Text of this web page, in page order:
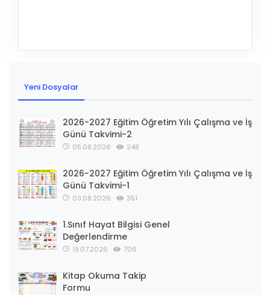
Yeni Dosyalar
2026-2027 Eğitim Öğretim Yılı Çalışma ve İş
Günü Takvimi-2
05.08.2026 248
2026-2027 Eğitim Öğretim Yılı Çalışma ve İş
Günü Takvimi-1
03.08.2026 351
1.Sınıf Hayat Bilgisi Genel
Değerlendirme
19.07.2026 706
Kitap Okuma Takip
Formu